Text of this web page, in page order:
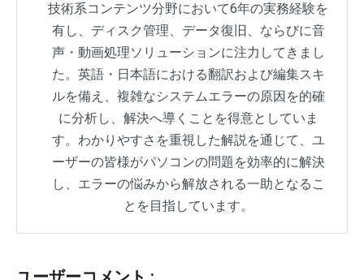
技術系コンテンツ分野において6年の実務経験を
有し、ディスク管理、データ復旧、ならびに音
声・動画処理ソリューションに注力してきまし
た。英語・日本語における翻訳および編集スキ
ルを備え、複雑なシステムエラーの原因を的確
に分析し、解決へ導くことを得意としていま
す。わかりやすさを重視した解説を通じて、ユ
ーザーの皆様がパソコンの問題を効率的に解決
し、エラーの悩みから解放される一助となるこ
とを目指しています。